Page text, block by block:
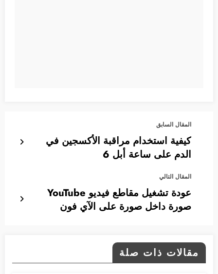
المقال السابق
كيفية استخدام مراقبة الأكسجين في
الدم على ساعة أبل 6
المقال التالي
عودة تشغيل مقاطع فيديو YouTube
صورة داخل صورة على الآي فون
مقالات ذات صلة